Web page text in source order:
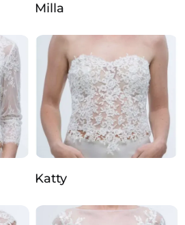
Milla
Katty